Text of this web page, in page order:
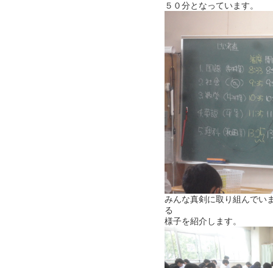
５０分となっています。
みんな真剣に取り組んでい
る
様子を紹介します。